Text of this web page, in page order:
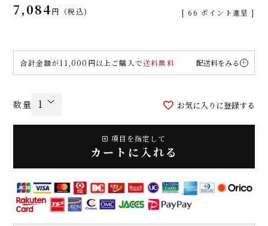
7,084 税込 [ 66 ポイント進呈 ]
合計金額が11,000円以上ご購入で送料無料 配送料をみる
お気に入りに登録する
項目を指定して
カートに入れる